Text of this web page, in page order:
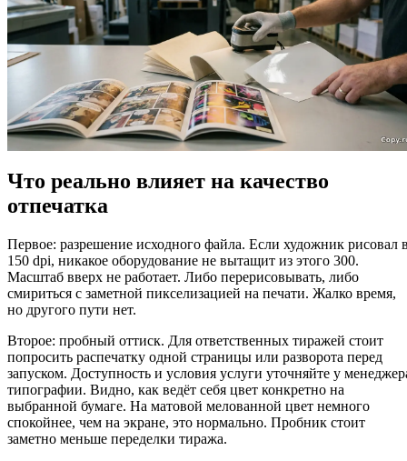
Что реально влияет на качество
отпечатка
Первое: разрешение исходного файла. Если художник рисовал
150 dpi, никакое оборудование не вытащит из этого 300.
Масштаб вверх не работает. Либо перерисовывать, либо
смириться с заметной пикселизацией на печати. Жалко время,
но другого пути нет.
Второе: пробный оттиск. Для ответственных тиражей стоит
попросить распечатку одной страницы или разворота перед
запуском. Доступность и условия услуги уточняйте у
типографии. Видно, как ведёт себя цвет конкретно на
выбранной бумаге. На матовой мелованной цвет немного
спокойнее, чем на экране, это нормально. Пробник стоит
заметно меньше переделки тиража.